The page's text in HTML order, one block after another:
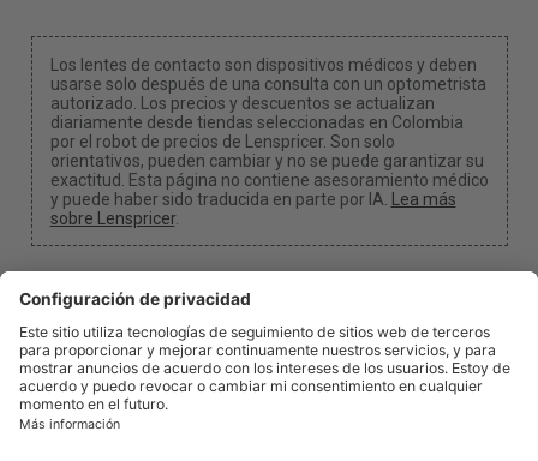
Los lentes de contacto son dispositivos médicos y deben
usarse solo después de una consulta con un optometrista
autorizado. Los precios y descuentos se actualizan
diariamente desde tiendas seleccionadas en Colombia
por el robot de precios de Lenspricer. Son solo
orientativos, pueden cambiar y no se puede garantizar su
exactitud. Esta página no contiene asesoramiento médico
y puede haber sido traducida en parte por IA. Lea más
sobre Lenspricer.
Configuración de cookies
Podemos recibir una comisión si usas uno de nuestros